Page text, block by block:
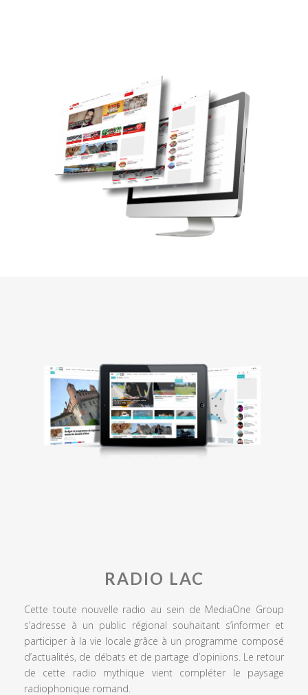
RADIO LAC
Cette toute nouvelle radio au sein de MediaOne Group
s’adresse à un public régional souhaitant s’informer et
participer à la vie locale grâce à un programme composé
d’actualités, de débats et de partage d’opinions. Le retour
de cette radio mythique vient compléter le paysage
radiophonique romand.